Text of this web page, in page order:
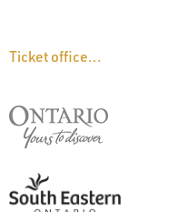
Ticket office...